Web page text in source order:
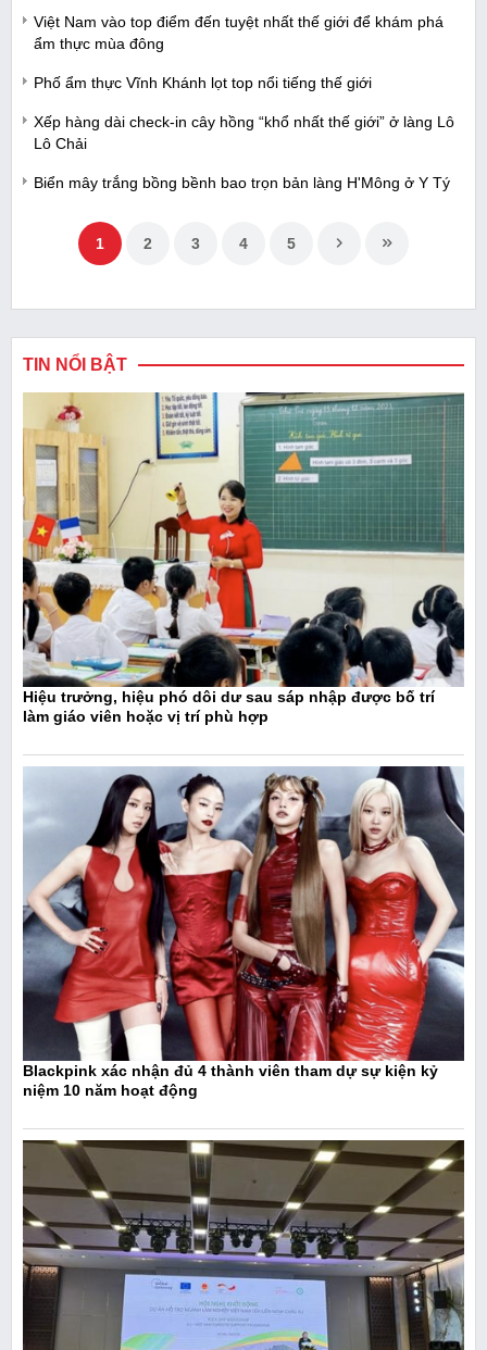
Việt Nam vào top điểm đến tuyệt nhất thế giới để khám phá
ẩm thực mùa đông
Phố ẩm thực Vĩnh Khánh lọt top nổi tiếng thế giới
Xếp hàng dài check-in cây hồng “khổ nhất thế giới” ở làng Lô
Lô Chải
Biển mây trắng bồng bềnh bao trọn bản làng H'Mông ở Y Tý
1 2 3 4 5
TIN NỔI BẬT
Hiệu trưởng, hiệu phó dôi dư sau sáp nhập được bố trí
làm giáo viên hoặc vị trí phù hợp
Blackpink xác nhận đủ 4 thành viên tham dự sự kiện kỷ
niệm 10 năm hoạt động